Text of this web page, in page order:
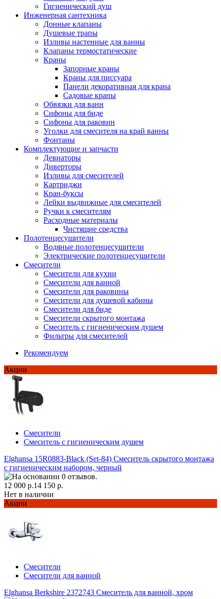
Гигиенический душ
Инженерная сантехника
Донные клапаны
Душевые трапы
Изливы настенные для ванны
Клапаны термостатические
Краны
Запорные краны
Краны для писсуара
Панели декоративная для крана
Садовые краны
Обвязки для ванн
Сифоны для биде
Сифоны для раковин
Уголки для смесителя на край ванны
Фонтаны
Комплектующие и запчасти
Девиаторы
Диверторы
Изливы для смесителей
Картриджи
Кран-буксы
Лейки выдвижные для смесителей
Ручки к смесителям
Расходные материалы
Чистящие средства
Полотенцесушители
Водяные полотенцесушители
Электрические полотенцесушители
Смесители
Смесители для кухни
Смесители для ванной
Смесители для раковины
Смесители для душевой кабины
Смесители для биде
Смесители скрытого монтажа
Смеситель с гигиеническим душем
Фильтры для смесителей
Рекомендуем
Акции
Смесители
Смеситель с гигиеническим душем
Elghansa 15R0883-Black (Set-84) Смеситель скрытого монтажа
с гигиеническим набором, черный
12 000 р.14 150 р.
Нет в наличии
Акции
Смесители
Смесители для ванной
Elghansa Berkshire 2372743 Смеситель для ванной, хром